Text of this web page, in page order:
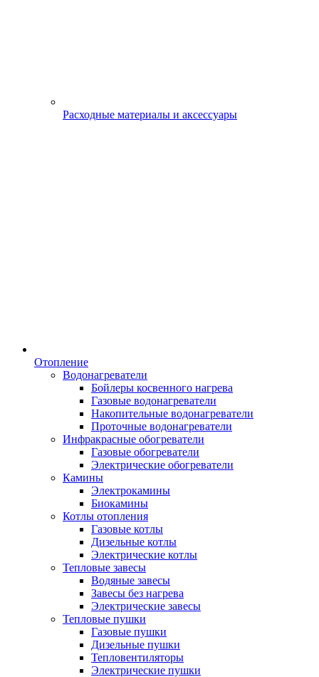
Расходные материалы и аксессуары
Отопление
Водонагреватели
Бойлеры косвенного нагрева
Газовые водонагреватели
Накопительные водонагреватели
Проточные водонагреватели
Инфракрасные обогреватели
Газовые обогреватели
Электрические обогреватели
Камины
Электрокамины
Биокамины
Котлы отопления
Газовые котлы
Дизельные котлы
Электрические котлы
Тепловые завесы
Водяные завесы
Завесы без нагрева
Электрические завесы
Тепловые пушки
Газовые пушки
Дизельные пушки
Тепловентиляторы
Электрические пушки